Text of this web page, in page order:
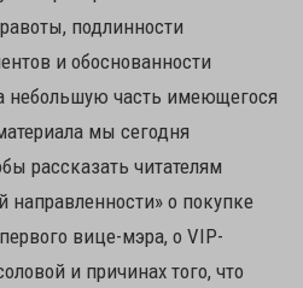
подлинности
и обоснованности
небольшую часть имеющегося
мы сегодня
рассказать читателям
направленности» о покупке
вице-мэра, о VIP-
и причинах того, что